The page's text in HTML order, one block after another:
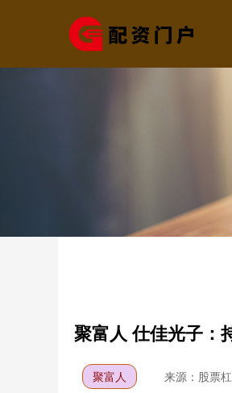
聚富人 仕佳光子：
聚富人 来源：股票